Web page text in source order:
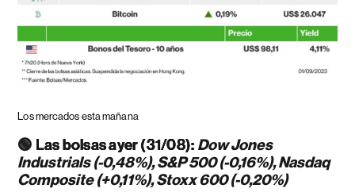
Los mercados esta mañana
🟢 Las bolsas ayer (31/08): Dow Jones
Industrials (-0,48%), S&P 500 (-0,16%), Nasdaq
Composite (+0,11%), Stoxx 600 (-0,20%)